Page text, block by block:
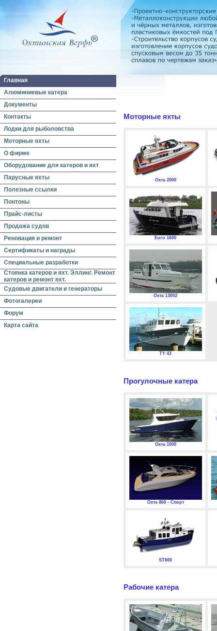
Главная
Алюминиевые катера
Документы
Контакты
Лодки для рыболовства
Моторные яхты
О фирме
Оборудование для катеров и яхт
Парусные яхты
Полезные ссылки
Понтоны
Прайс-листы
Продажа судов
Реновация и ремонт
Сертификаты и награды
Специальные разработки
Стоянка катеров и яхт. Эллинг. Ремонт
катеров и ремонт яхт.
Судовые двигатели и генераторы
Фотогалереи
Форум
Карта сайта
Моторные яхты
Охта 2000
Euro 1600
Охта 13002
TY 43
Прогулочные катера
Охта 1000
Охта 860 - Спорт
ST800
Рабочие катера